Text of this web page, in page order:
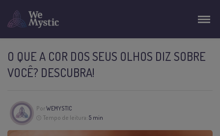
O QUE A COR DOS SEUS OLHOS DIZ SOBRE
VOCÊ? DESCUBRA!
PorWEMYSTIC
Tempo de leitura: 5 min